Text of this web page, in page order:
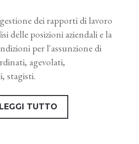
dei rapporti di lavoro
delle posizioni aziendali e la
per l'assunzione di
agevolati,
stagisti.
LEGGI TUTTO